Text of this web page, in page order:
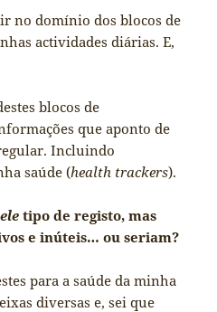
no domínio dos blocos de
actividades diárias. E,
blocos de
que aponto de
Incluindo
saúde (health trackers).
tipo de registo, mas
e inúteis… ou seriam?
para a saúde da minha
diversas e, sei que